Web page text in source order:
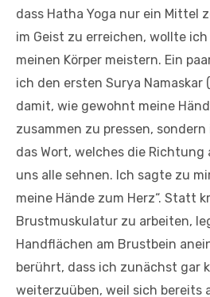
dass Hatha Yoga nur ein Mittel
im Geist zu erreichen, wollte
meinen Körper meistern. Ein
ich den ersten Surya
damit, wie gewohnt meine
zusammen zu pressen,
das Wort, welches die
uns alle sehnen. Ich sagte zu
meine Hände zum Herz“. Statt
Brustmuskulatur zu arbeiten,
Handflächen am Brustbein
berührt, dass ich zunächst gar
weiterzuüben, weil sich bereits